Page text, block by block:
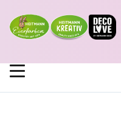
Home Produkte